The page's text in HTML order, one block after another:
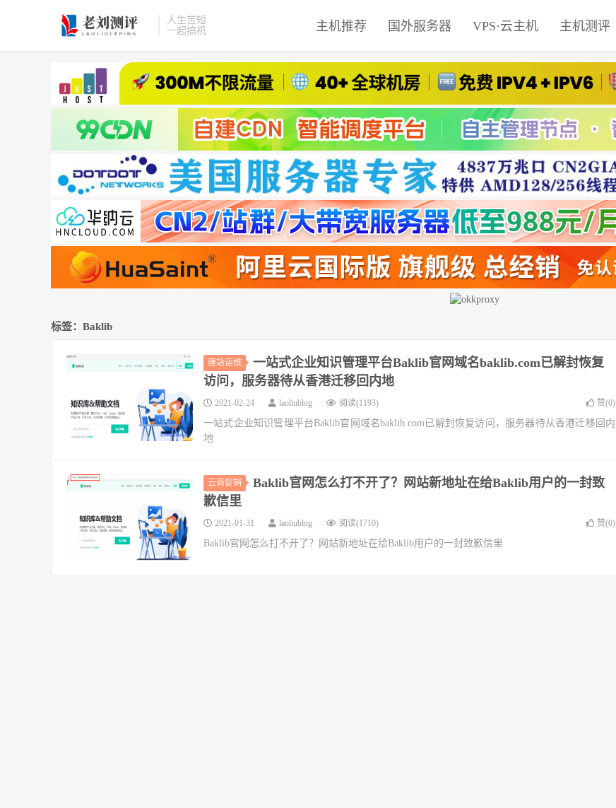
人生苦短
一起搞机
主机推荐 国外服务器 VPS·云主机 主机测评
标签：Baklib
建站运维
一站式企业知识管理平台Baklib官网域名baklib.com已解封恢复
访问，服务器待从香港迁移回内地
2021-02-24 laoliublog 阅读(1193) 赞(0)
一站式企业知识管理平台Baklib官网域名baklib.com已解封恢复访问，服务器待从香港迁移回内
地
云商促销
Baklib官网怎么打不开了？网站新地址在给Baklib用户的一封致
歉信里
2021-01-31 laoliublog 阅读(1710) 赞(0)
Baklib官网怎么打不开了？网站新地址在给Baklib用户的一封致歉信里